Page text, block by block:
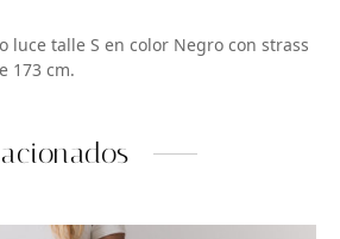
luce talle S en color Negro con strass
173 cm.